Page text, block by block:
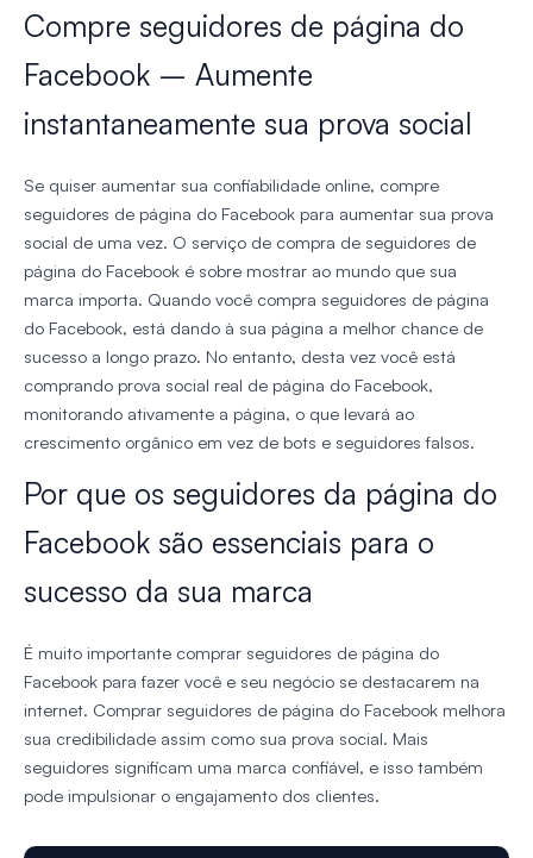
Compre seguidores de página do
Facebook – Aumente
instantaneamente sua prova social
Se quiser aumentar sua confiabilidade online, compre
seguidores de página do Facebook para aumentar sua prova
social de uma vez. O serviço de compra de seguidores de
página do Facebook é sobre mostrar ao mundo que sua
marca importa. Quando você compra seguidores de página
do Facebook, está dando à sua página a melhor chance de
sucesso a longo prazo. No entanto, desta vez você está
comprando prova social real de página do Facebook,
monitorando ativamente a página, o que levará ao
crescimento orgânico em vez de bots e seguidores falsos.
Por que os seguidores da página do
Facebook são essenciais para o
sucesso da sua marca
É muito importante comprar seguidores de página do
Facebook para fazer você e seu negócio se destacarem na
internet. Comprar seguidores de página do Facebook melhora
sua credibilidade assim como sua prova social. Mais
seguidores significam uma marca confiável, e isso também
pode impulsionar o engajamento dos clientes.